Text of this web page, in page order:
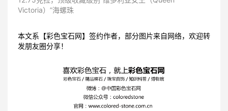
Victoria）”海螺珠
本文系【彩色宝石网】签约作者，部分图片来自网络，欢迎转
发朋友圈分享！